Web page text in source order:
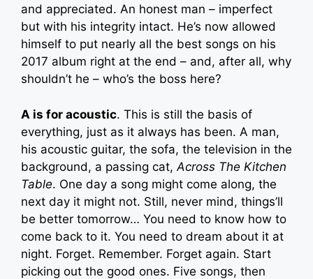
and appreciated. An honest man – imperfect
but with his integrity intact. He’s now allowed
himself to put nearly all the best songs on his
2017 album right at the end – and, after all, why
shouldn’t he – who’s the boss here?
A is for acoustic. This is still the basis of
everything, just as it always has been. A man,
his acoustic guitar, the sofa, the television in the
background, a passing cat, Across The Kitchen
Table. One day a song might come along, the
next day it might not. Still, never mind, things’ll
be better tomorrow… You need to know how to
come back to it. You need to dream about it at
night. Forget. Remember. Forget again. Start
picking out the good ones. Five songs, then